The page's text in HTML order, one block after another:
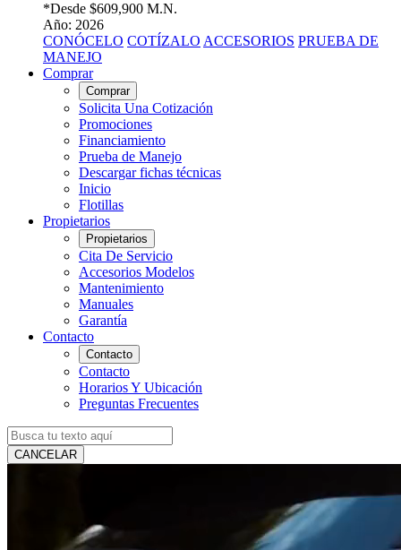
*Desde $609,900 M.N.
Año: 2026
CONÓCELO COTÍZALO ACCESORIOS PRUEBA DE
MANEJO
Comprar
Comprar
Solicita Una Cotización
Promociones
Financiamiento
Prueba de Manejo
Descargar fichas técnicas
Inicio
Flotillas
Propietarios
Propietarios
Cita De Servicio
Accesorios Modelos
Mantenimiento
Manuales
Garantía
Contacto
Contacto
Contacto
Horarios Y Ubicación
Preguntas Frecuentes
CANCELAR